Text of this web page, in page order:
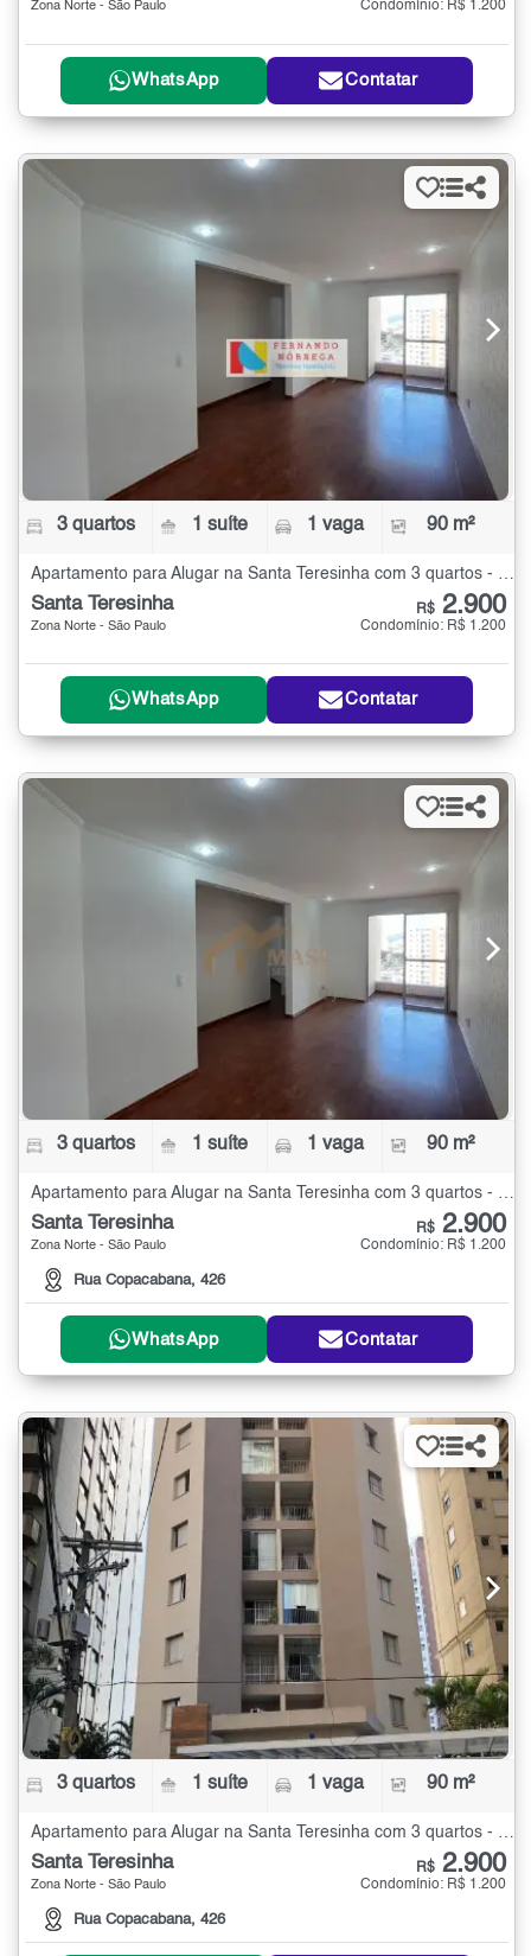
Zona Norte - São Paulo Condomínio: R$ 1.200
WhatsApp Contatar
3 quartos 1 suíte 1 vaga 90 m²
Santa Teresinha
Zona Norte - São Paulo
R$ 2.900
Condomínio: R$ 1.200
WhatsApp Contatar
3 quartos 1 suíte 1 vaga 90 m²
Apartamento para Alugar na Santa Teresinha com 3 quartos - 90 m²
Santa Teresinha
Zona Norte - São Paulo
Rua Copacabana, 426
R$ 2.900
Condomínio: R$ 1.200
WhatsApp Contatar
3 quartos 1 suíte 1 vaga 90 m²
Apartamento para Alugar na Santa Teresinha com 3 quartos - 90 m²
Santa Teresinha
Zona Norte - São Paulo
Rua Copacabana, 426
R$ 2.900
Condomínio: R$ 1.200